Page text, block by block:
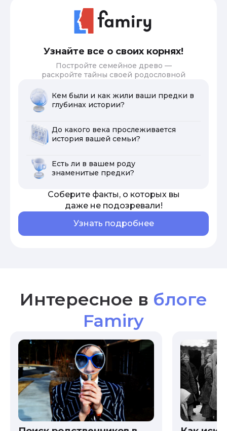
Узнайте все о своих корнях!
Постройте семейное древо —
раскройте тайны своей родословной
Кем были и как жили ваши предки в
глубинах истории?
До какого века прослеживается
история вашей семьи?
Есть ли в вашем роду
знаменитые предки?
Соберите факты, о которых вы
даже не подозревали!
Узнать подробнее
Интересное в блоге
Famiry